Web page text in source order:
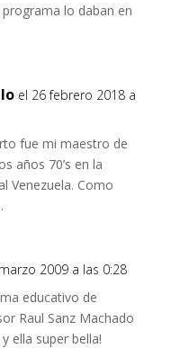
lo daban en
el 26 febrero 2018 a
fue mi maestro de
años 70’s en la
Venezuela. Como
2009 a las 0:28
educativo de
Raul Sanz Machado
ella super bella!